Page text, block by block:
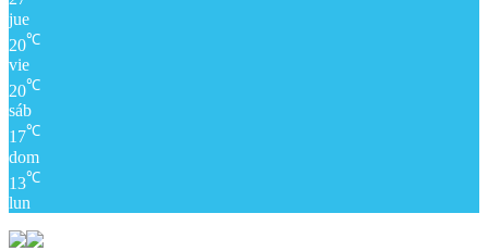
jue
20℃
vie
20℃
sáb
17℃
dom
13℃
lun